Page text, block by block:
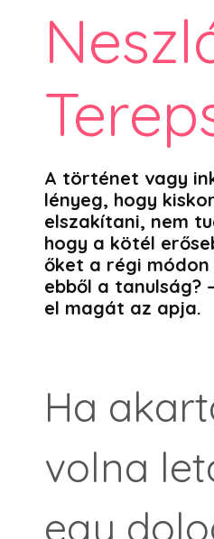
A történet vagy
lényeg, hogy
elszakítani, nem
hogy a kötél
őket a régi
ebből a tanulság?
el magát az apja.
Ha
volna
egy